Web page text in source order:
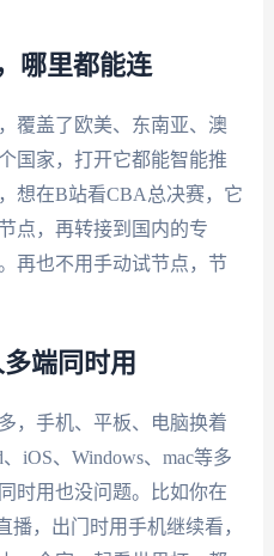
哪里都能连
覆盖了欧美、东南亚、澳
国家，打开它都能智能推
想在B站看CBA总决赛，它
点，再转接到国内的专
再也不用手动试节点，节
端同时用
，手机、平板、电脑换着
iOS、Windows、mac等多
时用也没问题。比如你在
播，出门时用手机继续看，